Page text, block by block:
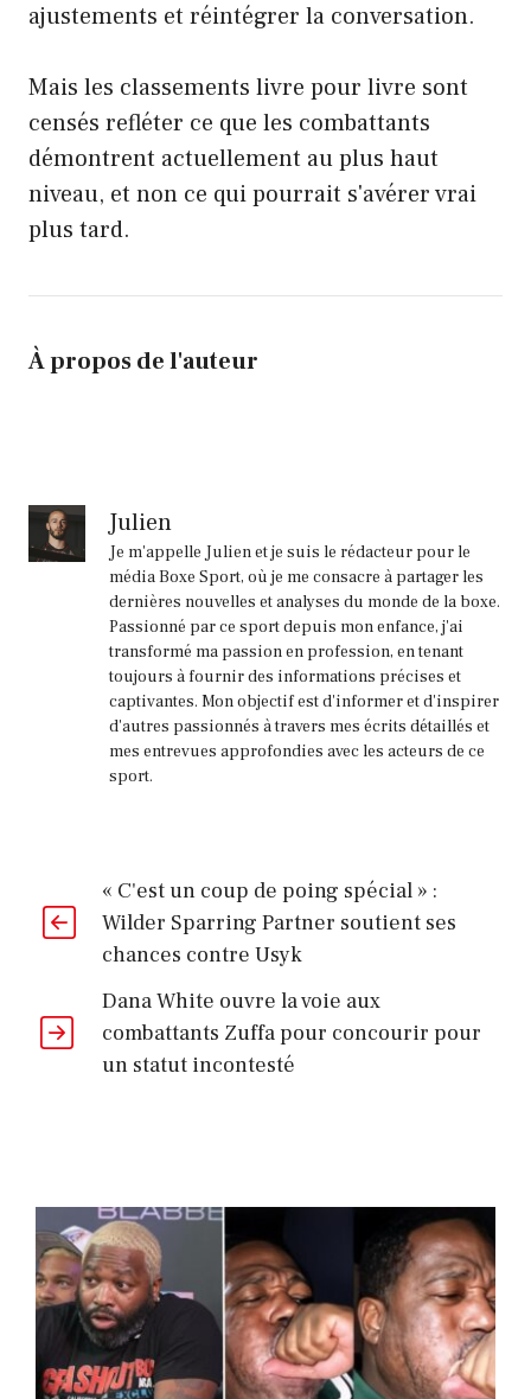
ajustements et réintégrer la conversation.
Mais les classements livre pour livre sont
censés refléter ce que les combattants
démontrent actuellement au plus haut
niveau, et non ce qui pourrait s'avérer vrai
plus tard.
À propos de l'auteur
Julien
Je m'appelle Julien et je suis le rédacteur pour le
média Boxe Sport, où je me consacre à partager les
dernières nouvelles et analyses du monde de la boxe.
Passionné par ce sport depuis mon enfance, j'ai
transformé ma passion en profession, en tenant
toujours à fournir des informations précises et
captivantes. Mon objectif est d'informer et d'inspirer
d'autres passionnés à travers mes écrits détaillés et
mes entrevues approfondies avec les acteurs de ce
sport.
« C'est un coup de poing spécial » :
Wilder Sparring Partner soutient ses
chances contre Usyk
Dana White ouvre la voie aux
combattants Zuffa pour concourir pour
un statut incontesté